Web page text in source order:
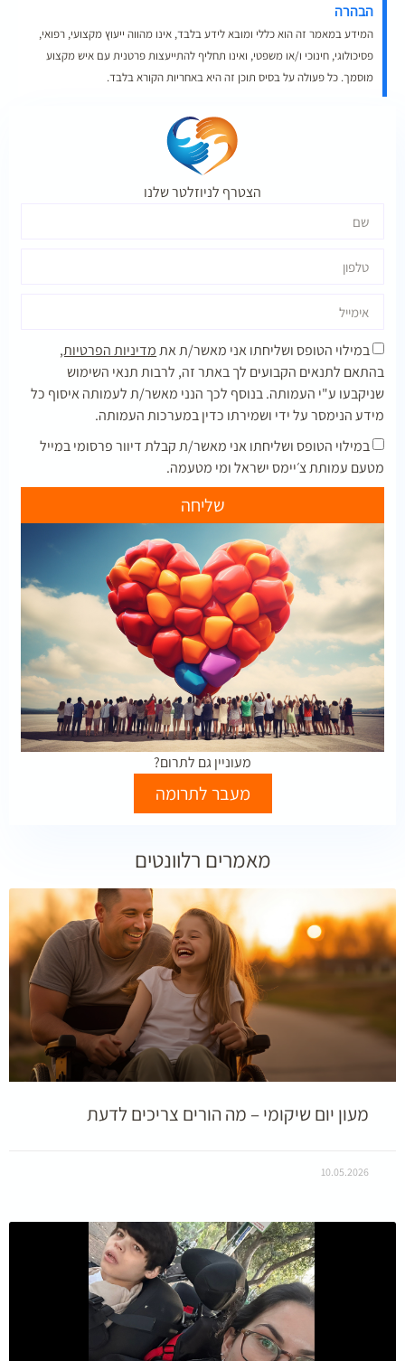
הבהרה
המידע במאמר זה הוא כללי ומובא לידע בלבד, אינו מהווה ייעוץ מקצועי, רפואי,
פסיכולוגי, חינוכי ו/או משפטי, ואינו תחליף להתייעצות פרטנית עם איש מקצוע
מוסמך. כל פעולה על בסיס תוכן זה היא באחריות הקורא בלבד.
הצטרף לניוזלטר שלנו
במילוי הטופס ושליחתו אני מאשר/ת אתמדיניות הפרטיות,
בהתאם לתנאים הקבועים לך באתר זה, לרבות תנאי השימוש
שניקבעו ע"י העמותה. בנוסף לכך הנני מאשר/ת לעמותה איסוף כל
מידע הנימסר על ידי ושמירתו כדין במערכות העמותה.
במילוי הטופס ושליחתו אני מאשר/ת קבלת דיוור פרסומי במייל
מטעם עמותת צ׳יימס ישראל ומי מטעמה.
שליחה
מעוניין גם לתרום?
מעבר לתרומה
מאמרים רלוונטים
מעון יום שיקומי – מה הורים צריכים לדעת
10.05.2026